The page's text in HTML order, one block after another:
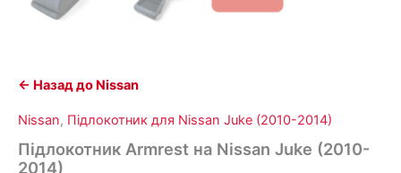
← Назад до Nissan
Nissan, Підлокотник для Nissan Juke (2010-2014)
Підлокотник Armrest на Nissan Juke (2010-
2014)